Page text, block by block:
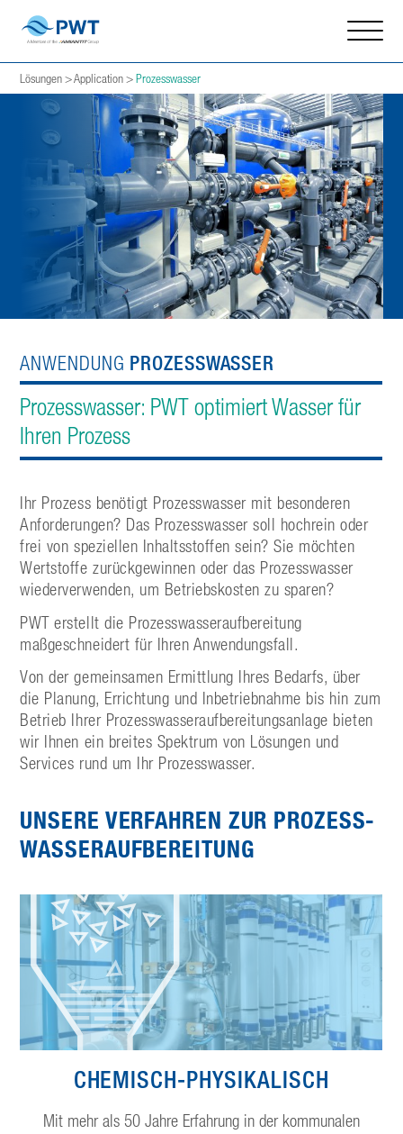
Lösungen>Application>Prozesswasser
ANWENDUNG PROZESSWASSER
Prozesswasser: PWT optimiert Wasser für
Ihren Prozess
Ihr Prozess benötigt Prozesswasser mit besonderen
Anforderungen? Das Prozesswasser soll hochrein oder
frei von speziellen Inhaltsstoffen sein? Sie möchten
Wertstoffe zurückgewinnen oder das Prozesswasser
wiederverwenden, um Betriebskosten zu sparen?
PWT erstellt die Prozesswasseraufbereitung
maßgeschneidert für Ihren Anwendungsfall.
Von der gemeinsamen Ermittlung Ihres Bedarfs, über
die Planung, Errichtung und Inbetriebnahme bis hin zum
Betrieb Ihrer Prozesswasseraufbereitungsanlage bieten
wir Ihnen ein breites Spektrum von Lösungen und
Services rund um Ihr Prozesswasser.
UNSERE VERFAHREN ZUR PROZESS­
WASSER­AUFBEREITUNG
CHEMISCH-PHYSIKALISCH
Mit mehr als 50 Jahre Erfahrung in der kommunalen